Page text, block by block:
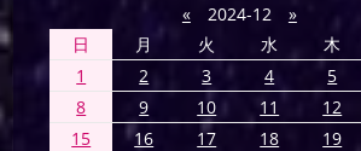
« 2024-12 »
日 月 火 水 木
1
2 3 4 5
8
9 10 11 12
15
16 17 18 19